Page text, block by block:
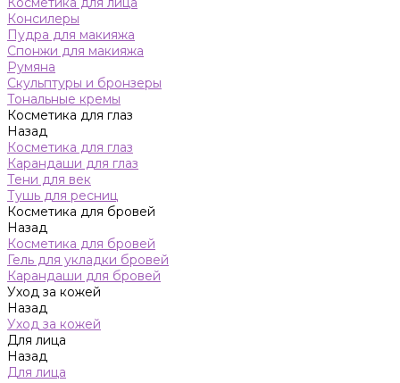
Консилеры
Пудра для макияжа
Спонжи для макияжа
Румяна
Скульптуры и бронзеры
Тональные кремы
Косметика для глаз
Назад
Косметика для глаз
Карандаши для глаз
Тени для век
Тушь для ресниц
Косметика для бровей
Назад
Косметика для бровей
Гель для укладки бровей
Карандаши для бровей
Уход за кожей
Назад
Уход за кожей
Для лица
Назад
Для лица